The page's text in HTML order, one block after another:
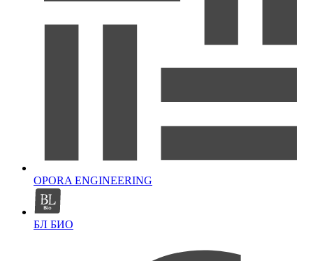
OPORA ENGINEERING
БЛ БИО